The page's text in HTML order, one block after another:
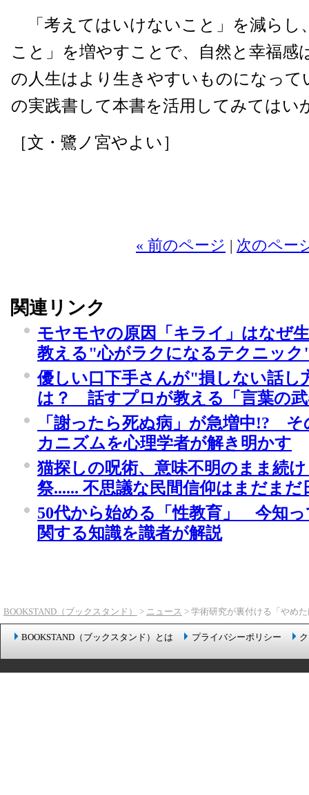
「考えてはいけないこと」を減らし
こと」を増やすことで、自然と幸福感
の人生はより生きやすいものになって
の実践書して本書を活用してみてはい
［文・鷺ノ宮やよい］
« 前のページ | 次のペー
関連リンク
モヤモヤの原因「キライ」はなぜ
教える"心がラクになるテクニッ
優しい口下手さんが"損しない話し
は？ 話すプロが教える「言葉の
「謝ったら死ぬ病」が急増中!?
カニズムを心理学者が解き明かす
猫探しの呪術、意味不明のまま続
祭...... 不思議な民間信仰はまだま
50代から始める「性教育」 今知
関する知識を識者が解説
BOOKSTAND（ブックスタンド） > ニュース > 学術研究が裏付ける「やめ
BOOKSTAND（ブックスタンド）とは プライバシーポリシー